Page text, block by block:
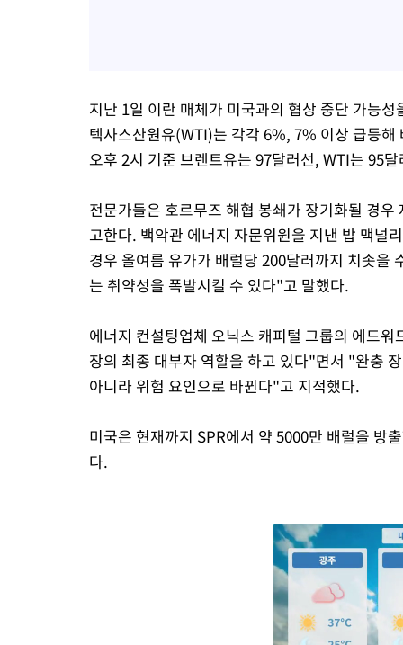
지난 1일 이란 매체가 미국과의 협상 중단 가능
텍사스산원유(WTI)는 각각 6%, 7% 이상 급등
오후 2시 기준 브렌트유는 97달러선, WTI는 95
전문가들은 호르무즈 해협 봉쇄가 장기화될 경
고한다. 백악관 에너지 자문위원을 지낸 밥 맥널
경우 올여름 유가가 배럴당 200달러까지 치솟을
는 취약성을 폭발시킬 수 있다"고 말했다.
에너지 컨설팅업체 오닉스 캐피털 그룹의 에드
장의 최종 대부자 역할을 하고 있다"면서 "완충
아니라 위험 요인으로 바뀐다"고 지적했다.
미국은 현재까지 SPR에서 약 5000만 배럴을 방
다.